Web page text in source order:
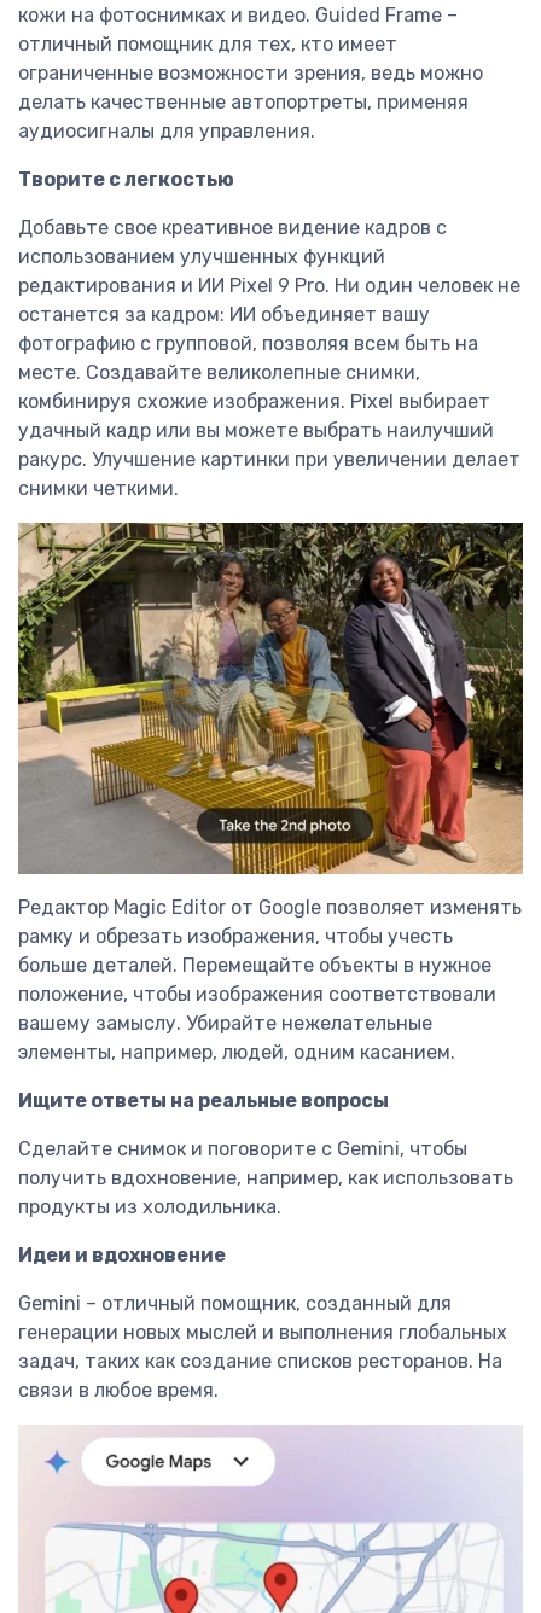
кожи на фотоснимках и видео. Guided Frame –
отличный помощник для тех, кто имеет
ограниченные возможности зрения, ведь можно
делать качественные автопортреты, применяя
аудиосигналы для управления.
Творите с легкостью
Добавьте свое креативное видение кадров с
использованием улучшенных функций
редактирования и ИИ Pixel 9 Pro. Ни один человек не
останется за кадром: ИИ объединяет вашу
фотографию с групповой, позволяя всем быть на
месте. Создавайте великолепные снимки,
комбинируя схожие изображения. Pixel выбирает
удачный кадр или вы можете выбрать наилучший
ракурс. Улучшение картинки при увеличении делает
снимки четкими.
Редактор Magic Editor от Google позволяет изменять
рамку и обрезать изображения, чтобы учесть
больше деталей. Перемещайте объекты в нужное
положение, чтобы изображения соответствовали
вашему замыслу. Убирайте нежелательные
элементы, например, людей, одним касанием.
Ищите ответы на реальные вопросы
Сделайте снимок и поговорите с Gemini, чтобы
получить вдохновение, например, как использовать
продукты из холодильника.
Идеи и вдохновение
Gemini – отличный помощник, созданный для
генерации новых мыслей и выполнения глобальных
задач, таких как создание списков ресторанов. На
связи в любое время.